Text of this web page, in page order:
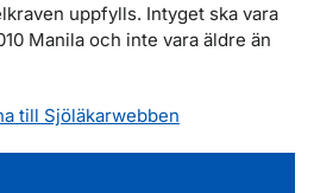
uppfylls. Intyget ska vara
Manila och inte vara äldre än
till Sjöläkarwebben